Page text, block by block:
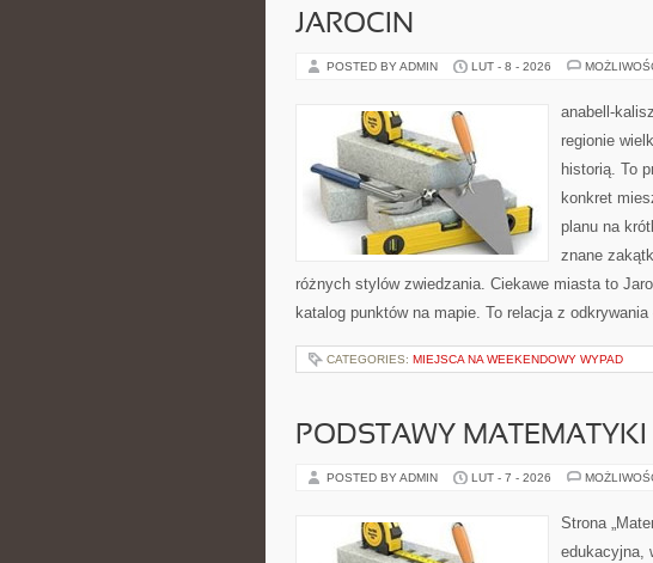
JAROCIN
POSTED BY ADMIN LUT - 8 - 2026
anabell-
regionie
historią. To
konkret
planu na
znane
różnych stylów zwiedzania. Ciekawe miasta to
katalog punktów na mapie. To relacja z
CATEGORIES: MIEJSCA NA WEEKENDOWY WYPAD
PODSTAWY MATEMATYKI
POSTED BY ADMIN LUT - 7 - 2026
Strona
edukacyjna,